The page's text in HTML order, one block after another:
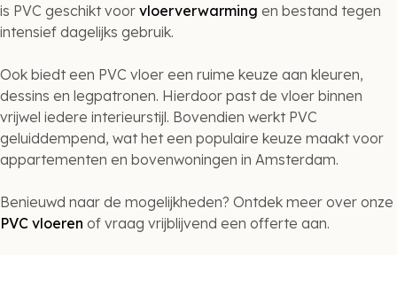
is PVC geschikt voor vloerverwarming en bestand tegen
intensief dagelijks gebruik.
Ook biedt een PVC vloer een ruime keuze aan kleuren,
dessins en legpatronen. Hierdoor past de vloer binnen
vrijwel iedere interieurstijl. Bovendien werkt PVC
geluiddempend, wat het een populaire keuze maakt voor
appartementen en bovenwoningen in Amsterdam.
Benieuwd naar de mogelijkheden? Ontdek meer over onze
PVC vloeren of vraag vrijblijvend een offerte aan.